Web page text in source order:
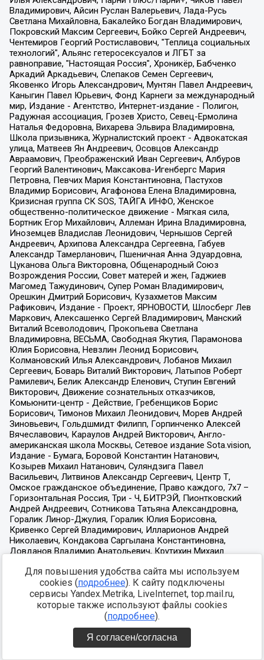
Для повышения удобства сайта мы используем
cookies (подробнее). К сайту подключены
сервисы Yandex.Metrika, LiveInternet, top.mail.ru,
которые также используют файлы cookies
(подробнее).
Я согласен/согласна